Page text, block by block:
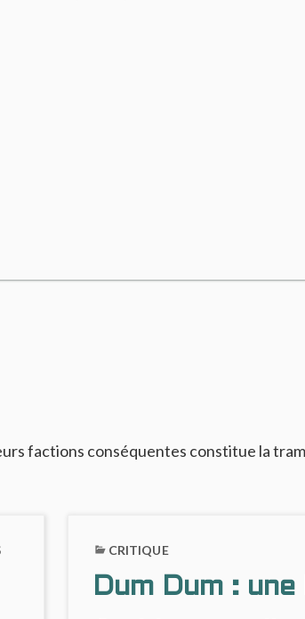
factions conséquentes constitue la
CRITIQUE
Dum Dum : une